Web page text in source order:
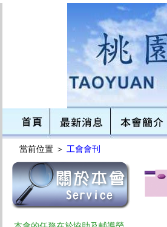
當前位置 ＞ 工會會刊